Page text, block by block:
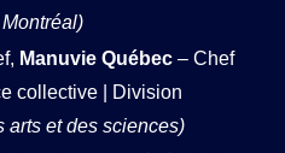
Manuvie Québec – Chef
collective | Division
arts et des sciences)